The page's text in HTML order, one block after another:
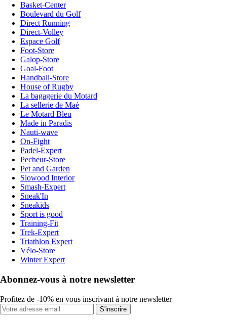
Basket-Center
Boulevard du Golf
Direct Running
Direct-Volley
Espace Golf
Foot-Store
Galop-Store
Goal-Foot
Handball-Store
House of Rugby
La bagagerie du Motard
La sellerie de Maé
Le Motard Bleu
Made in Paradis
Nauti-wave
On-Fight
Padel-Expert
Pecheur-Store
Pet and Garden
Slowood Interior
Smash-Expert
Sneak'In
Sneakids
Sport is good
Training-Fit
Trek-Expert
Triathlon Expert
Vélo-Store
Winter Expert
Abonnez-vous à notre newsletter
Profitez de -10% en vous inscrivant à notre newsletter
S'inscrire